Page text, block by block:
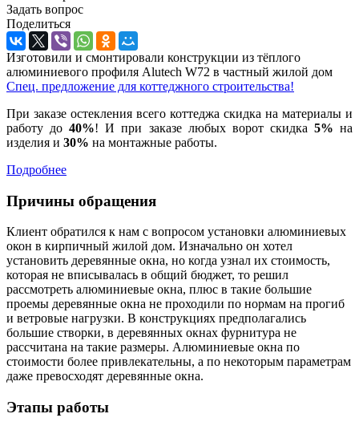
Задать вопрос
Поделиться
Изготовили и смонтировали конструкции из тёплого
алюминиевого профиля Alutech W72 в частный жилой дом
Спец. предложение для коттеджного строительства!
При заказе остекления всего коттеджа скидка на материалы и
работу до40%! И при заказе любых ворот скидка 5% на
изделия и 30% на монтажные работы.
Подробнее
Причины обращения
Клиент обратился к нам с вопросом установки алюминиевых
окон в кирпичный жилой дом. Изначально он хотел
установить деревянные окна, но когда узнал их стоимость,
которая не вписывалась в общий бюджет, то решил
рассмотреть алюминиевые окна, плюс в такие большие
проемы деревянные окна не проходили по нормам на прогиб
и ветровые нагрузки. В конструкциях предполагались
большие створки, в деревянных окнах фурнитура не
рассчитана на такие размеры. Алюминиевые окна по
стоимости более привлекательны, а по некоторым параметрам
даже превосходят деревянные окна.
Этапы работы